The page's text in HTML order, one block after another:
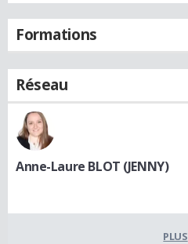
Formations
Réseau
Anne-Laure BLOT (JENNY)
PLUS